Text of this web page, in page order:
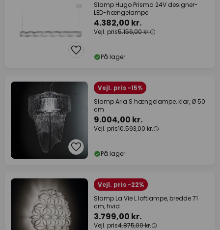
Slamp Hugo Prisma 24V designer-
LED-hængelampe
4.382,00 kr.
Vejl. pris5.156,00 kr.
På lager
Vejl. pris -15%
Slamp Aria S hængelampe, klar, Ø 50
cm
9.004,00 kr.
Vejl. pris10.593,00 kr.
På lager
Vejl. pris -22%
Slamp La Vie L loftlampe, bredde 71
cm, hvid
3.799,00 kr.
Vejl. pris4.875,00 kr.